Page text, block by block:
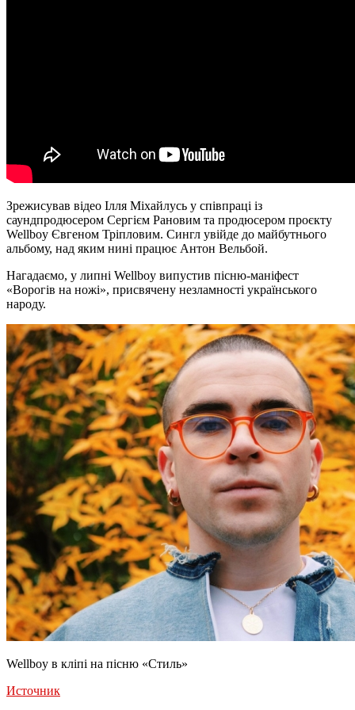
Зрежисував відео Ілля Міхайлусь у співпраці із
саундпродюсером Сергієм Рановим та продюсером проєкту
Wellboy Євгеном Тріпловим. Сингл увійде до майбутнього
альбому, над яким нині працює Антон Вельбой.
Нагадаємо, у липні Wellboy випустив пісню-маніфест
«Ворогів на ножі», присвячену незламності українського
народу.
Wellboy в кліпі на пісню «Стиль»
Источник